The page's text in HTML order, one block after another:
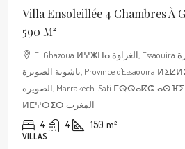
Villa Ensoleillée 4 Chambres À
590 M²
El Ghazoua ⵍⵖⵣⵡⴰ الغزاوة, Essaouira الصويرة, Pachalik d'Essaouira
باشوية الصويرة, Province d'Essaouira ⵍⵉⵇⵍⵉⵎ ⵏ ⵚⵡⵉⵔⴰ إقليم
الصويرة, Marrakech-Safi ⵎⵕⵕⴰⴽⵛ-ⴰⵙⴼⵉ مراكش-أسفي, Maroc
ⵍⵎⵖⵔⵉⴱ المغرب
4 4 150 m²
VILLAS